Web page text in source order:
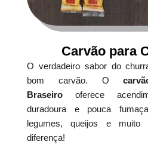
Carvão para
O verdadeiro sabor do
bom carvão. O
Braseirooferece
duradoura e pouca
legumes, queijos e muito
diferença!